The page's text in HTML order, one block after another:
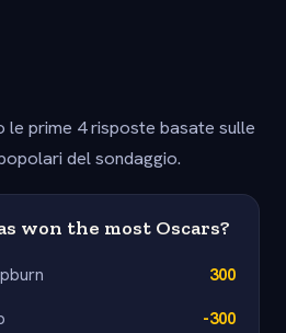
le prime 4 risposte basate sulle
del sondaggio.
won the most Oscars?
300
-300